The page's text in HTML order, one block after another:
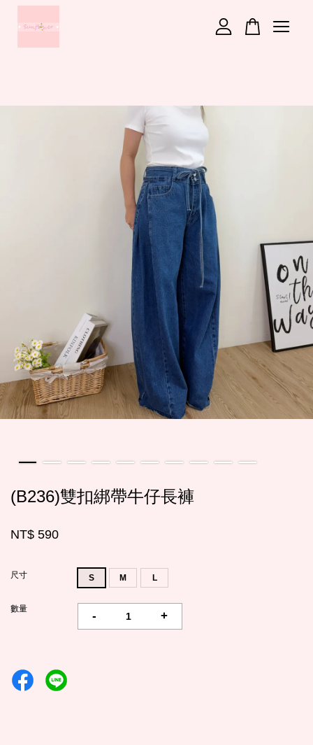
(B236)雙扣綁帶牛仔長褲
NT$ 590
尺寸 S M L
數量
- +
繼續購物